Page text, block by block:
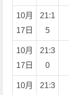
10月
17日
21:1
5
10月
17日
21:3
0
10月
21:3